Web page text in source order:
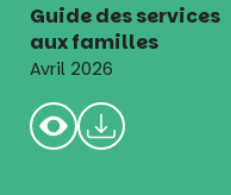
Guide des services
aux familles
Avril 2026